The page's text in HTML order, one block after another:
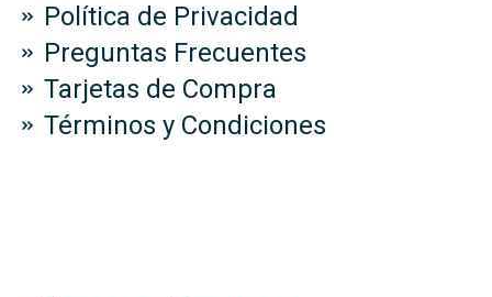
Política de Privacidad
Preguntas Frecuentes
Tarjetas de Compra
Términos y Condiciones